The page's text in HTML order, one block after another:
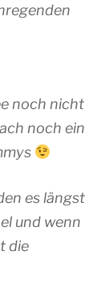
noch nicht
noch ein
es längst
und wenn
die